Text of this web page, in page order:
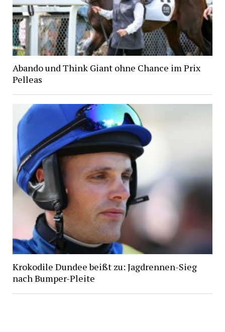
Abando und Think Giant ohne Chance im Prix
Pelleas
Krokodile Dundee beißt zu: Jagdrennen-Sieg
nach Bumper-Pleite